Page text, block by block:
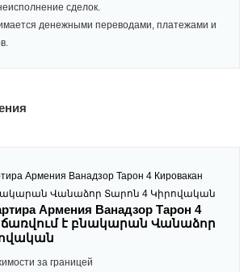
сделок.
денежными переводами, платежами и
Армения Ванадзор Тарон 4
է բնակարան Վանաձոր
за границей